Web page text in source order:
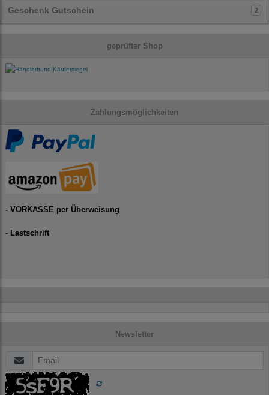
Geschenk Gutschein 2
geprüfter Shop
Zahlungsmöglichkeiten
- VORKASSE per Überweisung
- Lastschrift
Newsletter